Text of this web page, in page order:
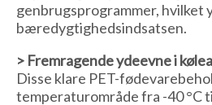
genbrugsprogrammer, hvilket
bæredygtighedsindsatsen.
> Fremragende ydeevne i
Disse klare PET-
temperaturområde fra -40 °C